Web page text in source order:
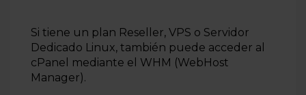
Si tiene un plan Reseller, VPS o Servidor
Dedicado Linux, también puede acceder al
cPanel mediante el WHM (WebHost
Manager).